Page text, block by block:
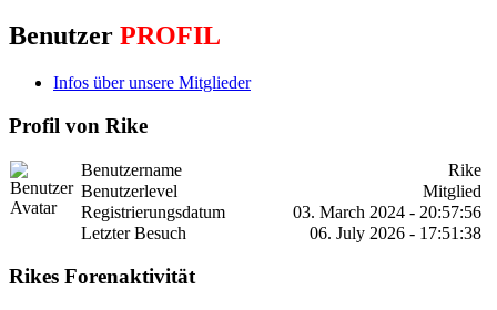
Benutzer PROFIL
Infos über unsere Mitglieder
Profil von Rike
Benutzername
Rike
Benutzerlevel
Mitglied
Registrierungsdatum
03. March 2024 - 20:57:56
Letzter Besuch
06. July 2026 - 17:51:38
Rikes Forenaktivität